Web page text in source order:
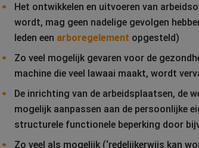
Het ontwikkelen en uitvoeren van
wordt, mag geen nadelige gevolgen
leden een arboregelement opgesteld)
Zo veel mogelijk gevaren voor de
machine die veel lawaai maakt, wordt
De inrichting van de arbeidsplaatsen, de
mogelijk aanpassen aan de persoonlijke
structurele functionele beperking door
Zo veel als mogelijk (‘redelijkerwijs kan